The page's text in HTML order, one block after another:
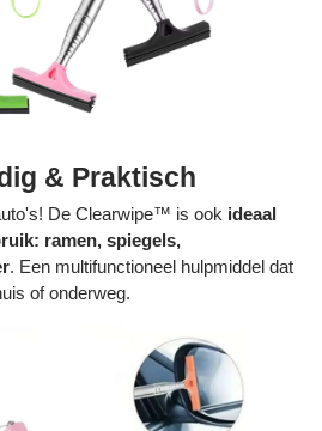
& Praktisch
De Clearwipe™ is ook ideaal
ramen, spiegels,
. Een multifunctioneel hulpmiddel dat
of onderweg.